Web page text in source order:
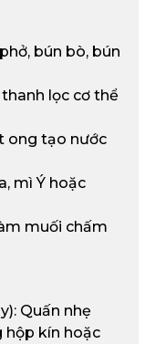
bún bò, bún
lọc cơ thể
ong tạo nước
mì Ý hoặc
muối chấm
Quấn nhẹ
hộp kín hoặc